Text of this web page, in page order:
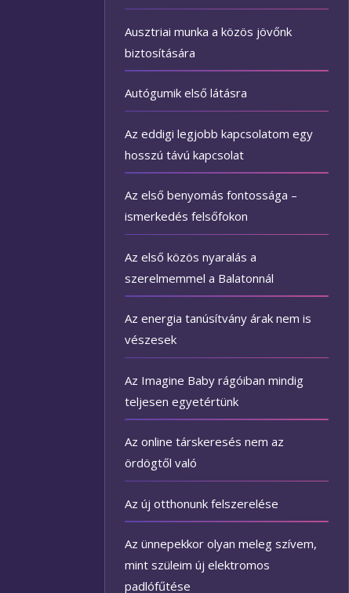
Ausztriai munka a közös jövőnk
biztosítására
Autógumik első látásra
Az eddigi legjobb kapcsolatom egy
hosszú távú kapcsolat
Az első benyomás fontossága –
ismerkedés felsőfokon
Az első közös nyaralás a
szerelmemmel a Balatonnál
Az energia tanúsítvány árak nem is
vészesek
Az Imagine Baby rágóiban mindig
teljesen egyetértünk
Az online társkeresés nem az
ördögtől való
Az új otthonunk felszerelése
Az ünnepekkor olyan meleg szívem,
mint szüleim új elektromos
padlófűtése